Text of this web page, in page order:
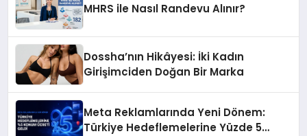
MHRS ile Nasıl Randevu Alınır?
Dossha’nın Hikâyesi: İki Kadın
Girişimciden Doğan Bir Marka
Meta Reklamlarında Yeni Dönem:
Türkiye Hedeflemelerine Yüzde 5